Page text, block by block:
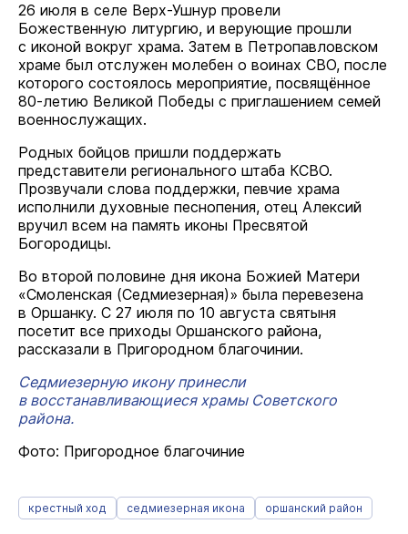
26 июля в селе Верх-Ушнур провели
Божественную литургию, и верующие прошли
с иконой вокруг храма. Затем в Петропавловском
храме был отслужен молебен о воинах СВО, после
которого состоялось мероприятие, посвящённое
80-летию Великой Победы с приглашением семей
военнослужащих.
Родных бойцов пришли поддержать
представители регионального штаба КСВО.
Прозвучали слова поддержки, певчие храма
исполнили духовные песнопения, отец Алексий
вручил всем на память иконы Пресвятой
Богородицы.
Во второй половине дня икона Божией Матери
«Смоленская (Седмиезерная)» была перевезена
в Оршанку. С 27 июля по 10 августа святыня
посетит все приходы Оршанского района,
рассказали в Пригородном благочинии.
Седмиезерную икону принесли
в восстанавливающиеся храмы Советского
района.
Фото: Пригородное благочиние
крестный ход седмиезерная икона оршанский район